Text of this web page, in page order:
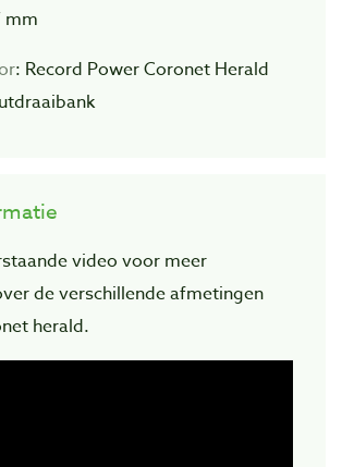
mm
: Record Power Coronet Herald
video voor meer
de verschillende afmetingen
herald.